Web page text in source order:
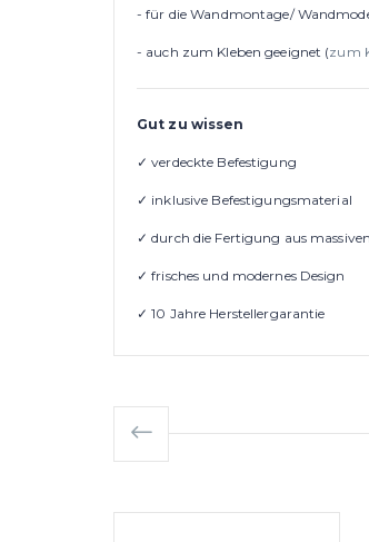
- für die Wandmontage/
- auch zum Kleben geeignet (zum
Gut zu wissen
✓ verdeckte Befestigung
✓ inklusive Befestigungsmaterial
✓ durch die Fertigung aus
✓ frisches und modernes Design
✓ 10 Jahre Herstellergarantie